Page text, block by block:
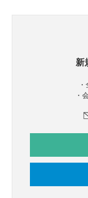
新
・